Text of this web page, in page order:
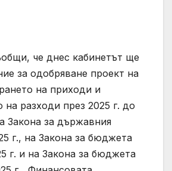
че днес кабинетът ще
за одобряване проект на
на приходи и
на разходи през 2025 г. до
Закона за държавния
г., на Закона за бюджета
г. и на Закона за бюджета